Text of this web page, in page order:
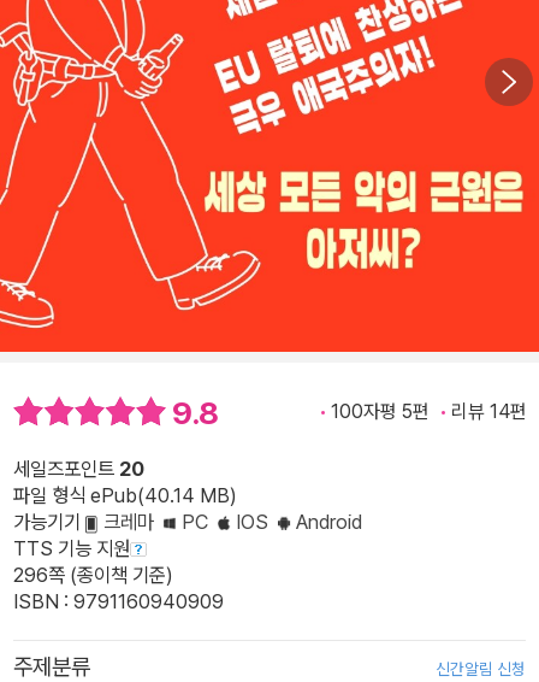
9.8 100자평 5편 리뷰 14편
세일즈포인트 20
파일 형식 ePub(40.14 MB)
가능기기
크레마 PC IOS
Android
TTS 기능 지원
296쪽 (종이책 기준)
ISBN : 9791160940909
주제분류 신간알림 신청